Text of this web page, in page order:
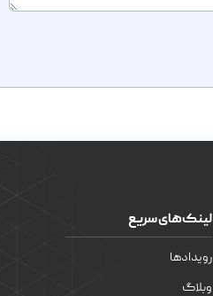
لینک‌های سریع
رویدادها
وبلاگ